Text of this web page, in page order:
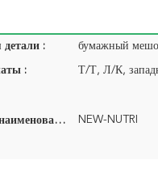
: бумажный
: Т/Т, Л/К,
Фирменное наименование: NEW-NUTRI